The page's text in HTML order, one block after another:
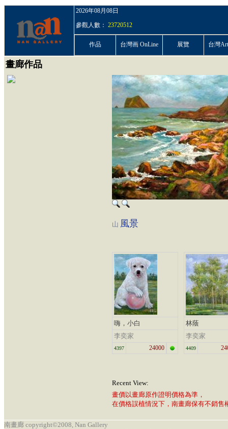
2026年08月08日
參觀人數： 23720512
作品 台灣画 OnLine 展覽 台灣
畫廊作品
山 風景
嗨，小白
李奕家
4397 24000
林蔭
李奕家
4409
Recent View:
畫價以畫廊原作證明價格為準，
在價格誤植情況下，南畫廊保有不銷售
南畫廊 copyright©2008, Nan Gallery